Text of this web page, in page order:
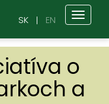
SK EN
o
a